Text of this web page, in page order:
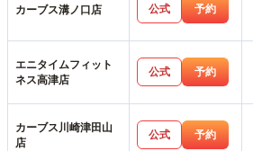
カーブス溝ノ口店 公式 予約
エニタイムフィット
ネス高津店
公式 予約
カーブス川崎津田山
店
公式 予約